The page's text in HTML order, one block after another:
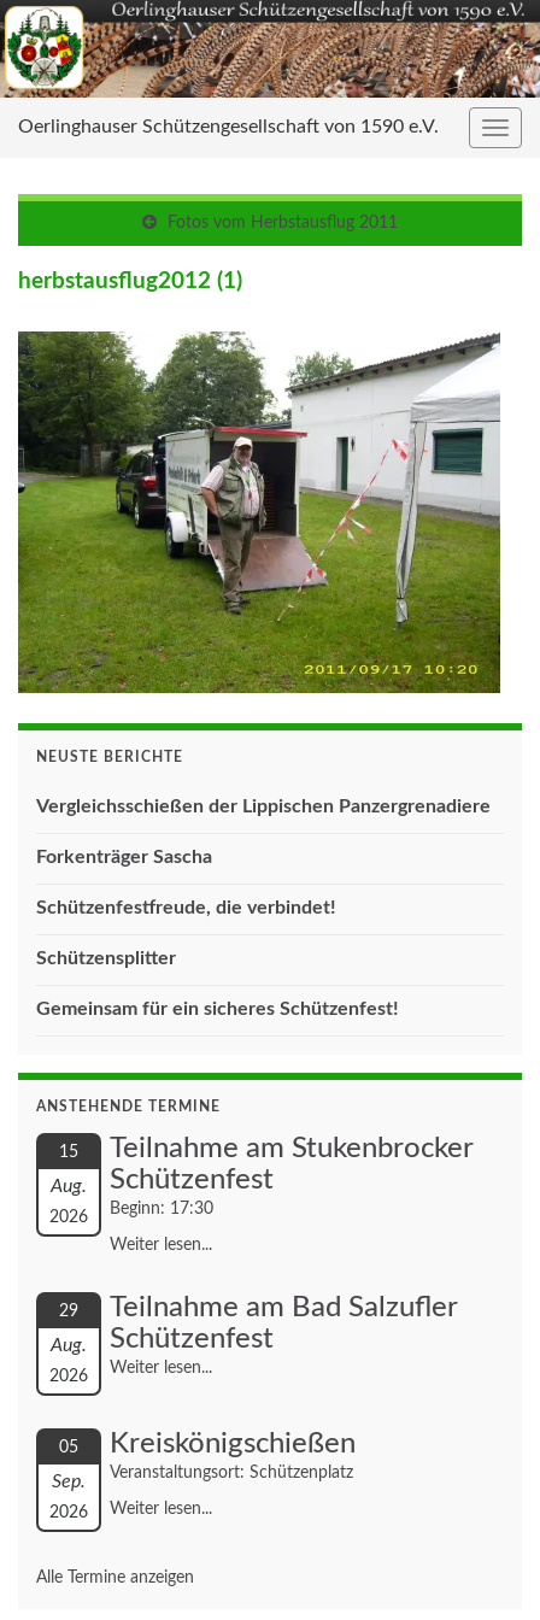
Oerlinghauser Schützengesellschaft von 1590 e.V.
Fotos vom Herbstausflug 2011
herbstausflug2012 (1)
NEUSTE BERICHTE
Vergleichsschießen der Lippischen Panzergrenadiere
Forkenträger Sascha
Schützenfestfreude, die verbindet!
Schützensplitter
Gemeinsam für ein sicheres Schützenfest!
ANSTEHENDE TERMINE
15
Aug.
2026
Teilnahme am Stukenbrocker
Schützenfest
Beginn: 17:30
Weiter lesen...
29
Aug.
2026
Teilnahme am Bad Salzufler
Schützenfest
Weiter lesen...
05
Sep.
2026
Kreiskönigschießen
Veranstaltungsort: Schützenplatz
Weiter lesen...
Alle Termine anzeigen